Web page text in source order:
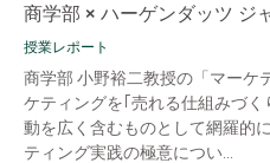
商学部 × ハーゲンダッツ ジ
授業レポート
商学部 小野裕二教授の「マーケ
ケティングを｢売れる仕組みづ
動を広く含むものとして網羅的
ティング実践の極意につい...